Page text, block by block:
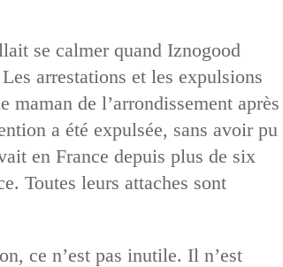
se calmer quand Iznogood
arrestations et les expulsions
de l’arrondissement après
a été expulsée, sans avoir pu
en France depuis plus de six
Toutes leurs attaches sont
ce n’est pas inutile. Il n’est